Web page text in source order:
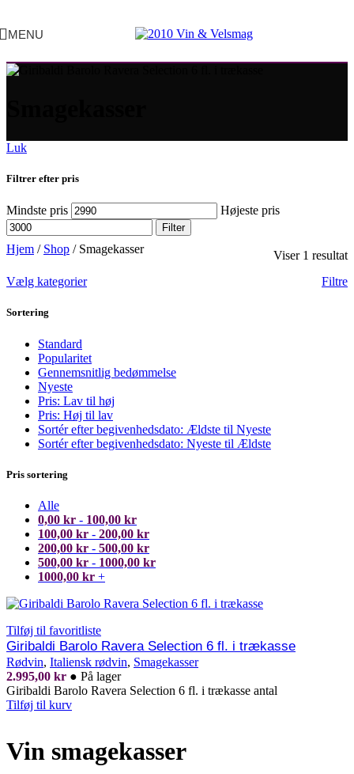
MENU
Luk
Filtrer efter pris
Mindste pris Højeste pris
Filter
Hjem / Shop / Smagekasser
Viser 1 resultat
Vælg kategorier
Filtre
Sortering
Standard
Popularitet
Gennemsnitlig bedømmelse
Nyeste
Pris: Lav til høj
Pris: Høj til lav
Sortér efter begivenhedsdato: Ældste til Nyeste
Sortér efter begivenhedsdato: Nyeste til Ældste
Pris sortering
Alle
0,00 kr - 100,00 kr
100,00 kr - 200,00 kr
200,00 kr - 500,00 kr
500,00 kr - 1000,00 kr
1000,00 kr +
Tilføj til favoritliste
Giribaldi Barolo Ravera Selection 6 fl. i trækasse
Rødvin, Italiensk rødvin, Smagekasser
2.995,00 kr ● På lager
Giribaldi Barolo Ravera Selection 6 fl. i trækasse antal
Tilføj til kurv
Vin smagekasser